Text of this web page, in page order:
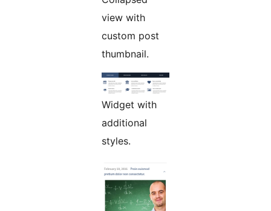
view with
custom post
thumbnail.
Widget with
additional
styles.